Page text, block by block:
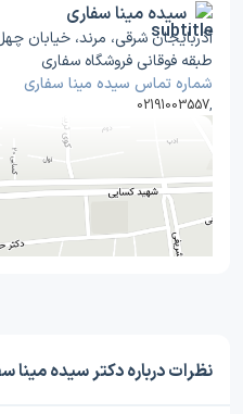
سیده مینا سفاری
آذربایجان شرقی، مرند، خیابان
طبقه فوقانی فروشگاه سفاری
شماره تماس سیده مینا سفاری
02191003557,
نظرات درباره دکتر سیده مینا